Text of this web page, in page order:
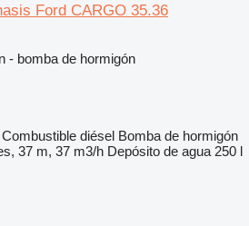
Ford CARGO 35.36
- bomba de hormigón
Combustible diésel Bomba de hormigón
37 m, 37 m3/h Depósito de agua 250 l